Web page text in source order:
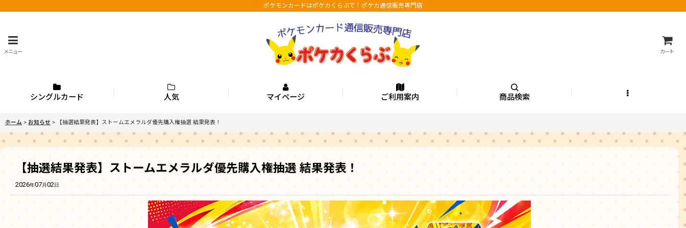
ポケモンカードはポケカくらぶで！ポケカ通信販売専門店
メニュー カート
シングルカード 人気 マイページ ご利用案内 商品検索
ホーム > お知らせ > 【抽選結果発表】ストームエメラルダ優先購入権抽選 結果発表！
【抽選結果発表】ストームエメラルダ優先購入権抽選 結果発表！
2026年07月02日